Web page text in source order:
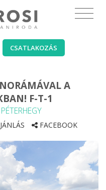
CSATLAKOZÁS
A
F-T-1
PÉTERHEGY
FACEBOOK